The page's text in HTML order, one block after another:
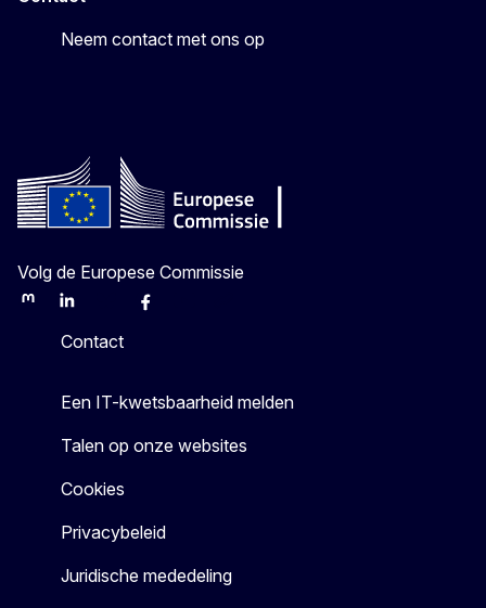
Neem contact met ons op
Volg de Europese Commissie
MastodonLinkedInBlueskyFacebook
Contact
Een IT-kwetsbaarheid melden
Talen op onze websites
Cookies
Privacybeleid
Juridische mededeling